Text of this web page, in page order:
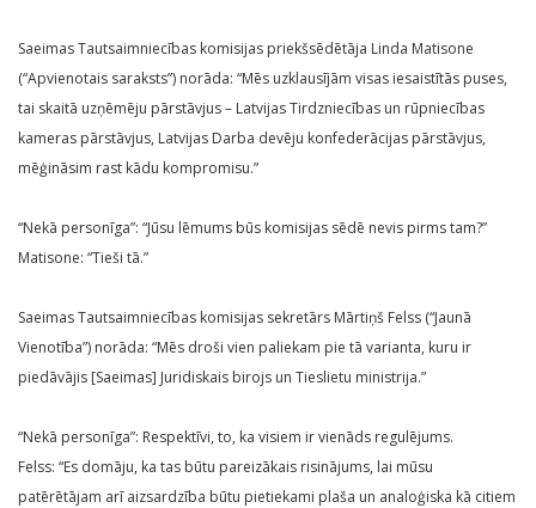
Saeimas Tautsaimniecības komisijas priekšsēdētāja Linda Matisone
(“Apvienotais saraksts”) norāda: “Mēs uzklausījām visas iesaistītās puses,
tai skaitā uzņēmēju pārstāvjus – Latvijas Tirdzniecības un rūpniecības
kameras pārstāvjus, Latvijas Darba devēju konfederācijas pārstāvjus,
mēģināsim rast kādu kompromisu.”
“Nekā personīga”: “Jūsu lēmums būs komisijas sēdē nevis pirms tam?”
Matisone: “Tieši tā.”
Saeimas Tautsaimniecības komisijas sekretārs Mārtiņš Felss (“Jaunā
Vienotība”) norāda: “Mēs droši vien paliekam pie tā varianta, kuru ir
piedāvājis [Saeimas] Juridiskais birojs un Tieslietu ministrija.”
“Nekā personīga”: Respektīvi, to, ka visiem ir vienāds regulējums.
Felss: “Es domāju, ka tas būtu pareizākais risinājums, lai mūsu
patērētājam arī aizsardzība būtu pietiekami plaša un analoģiska kā citiem